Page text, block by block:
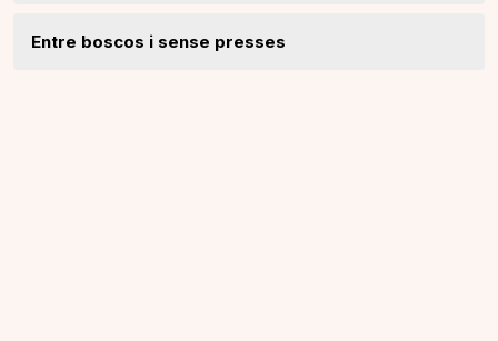
Entre boscos i sense presses